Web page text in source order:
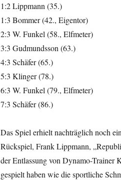
1:2 Lippmann (35.)
1:3 Bommer (42., Eigentor)
2:3 W. Funkel (58., Elfmeter)
3:3 Gudmundsson (63.)
4:3 Schäfer (65.)
5:3 Klinger (78.)
6:3 W. Funkel (79., Elfmeter)
7:3 Schäfer (86.)
Das Spiel erhielt nachträglich noch
Rückspiel, Frank Lippmann,
der Entlassung von Dynamo-Trainer
gespielt haben wie die sportliche